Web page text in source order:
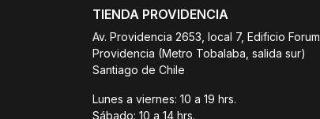
TIENDA PROVIDENCIA
Av. Providencia 2653, local 7, Edificio Forum
Providencia (Metro Tobalaba, salida sur)
Santiago de Chile
Lunes a viernes: 10 a 19 hrs.
Sábado: 10 a 14 hrs.